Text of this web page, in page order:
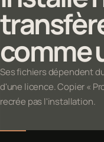
comme
Ses fichiers dépendent
d'une licence. Copier «
recrée pas l'installation.